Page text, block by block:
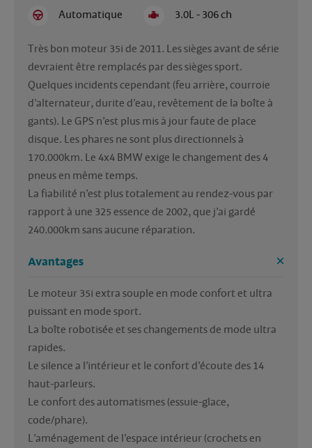
Automatique 3.0L - 306 ch
Très bon moteur 35i de 2011. Les sièges avant de série
devraient être remplacés par des sièges sport.
Quelques incidents cependant (feu arrière, courroie
d’alternateur, durite d’eau, revêtement de la boîte à
gants). Le GPS n’est plus mis à jour faute de place
disque. Les phares ne sont plus directionnels à
170.000km. Le 4x4 BMW exige le changement des 4
pneus en même temps.
La fiabilité n’est plus totalement au rendez-vous par
rapport à une 325 essence de 2002, que j’ai gardé
240.000km sans aucune réparation.
Avantages
Le moteur 35i extra souple en mode confort et ultra
puissant en mode sport.
La boîte robotisée et ses changements de mode ultra
rapides.
Le silence a l’intérieur et le confort d’écoute des 14
haut-parleurs.
Le confort des automatismes (essuie-glace,
code/phare).
L’aménagement de l’espace intérieur (crochets en